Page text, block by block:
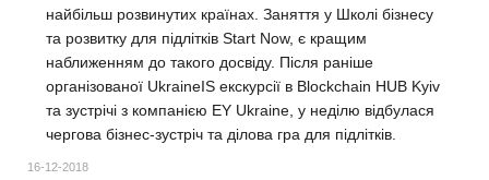
найбільш розвинутих країнах. Заняття у Школі бізнесу
та розвитку для підлітків Start Now, є кращим
наближенням до такого досвіду. Після раніше
організованої UkraineIS екскурсії в Blockchain HUB Kyiv
та зустрічі з компанією EY Ukraine, у неділю відбулася
чергова бізнес-зустріч та ділова гра для підлітків.
16-12-2018